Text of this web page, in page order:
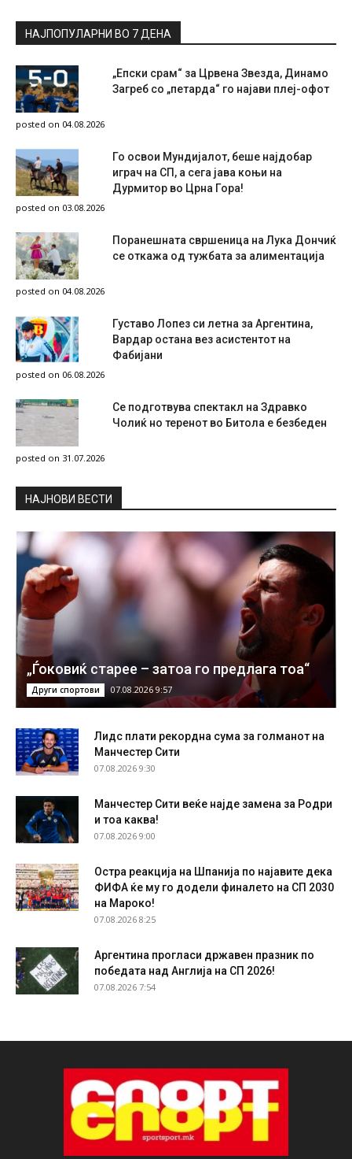
НАЈПОПУЛАРНИ ВО 7 ДЕНА
„Епски срам“ за Црвена Звезда, Динамо
Загреб со „петарда“ го најави плеј-офот
posted on 04.08.2026
Го освои Мундијалот, беше најдобар
играч на СП, а сега јава коњи на
Дурмитор во Црна Гора!
posted on 03.08.2026
Поранешната свршеница на Лука Дончиќ
се откажа од тужбата за алиментација
posted on 04.08.2026
Густаво Лопез си летна за Аргентина,
Вардар остана вез асистентот на
Фабијани
posted on 06.08.2026
Се подготвува спектакл на Здравко
Чолиќ но теренот во Битола е безбеден
posted on 31.07.2026
НAЈНОВИ ВЕСТИ
„Ѓоковиќ старее – затоа го предлага тоа“
Други спортови 07.08.2026 9:57
Лидс плати рекордна сума за голманот на
Манчестер Сити
07.08.2026 9:30
Манчестер Сити веќе најде замена за Родри
и тоа каква!
07.08.2026 9:00
Остра реакција на Шпанија по најавите дека
ФИФА ќе му го додели финалето на СП 2030
на Мароко!
07.08.2026 8:25
Аргентина прогласи државен празник по
победата над Англија на СП 2026!
07.08.2026 7:54